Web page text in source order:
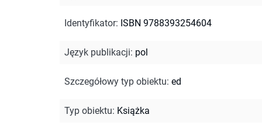
Identyfikator: ISBN 9788393254604
Język publikacji: pol
Szczegółowy typ obiektu: ed
Typ obiektu: Książka